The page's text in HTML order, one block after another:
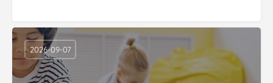
2026-09-07